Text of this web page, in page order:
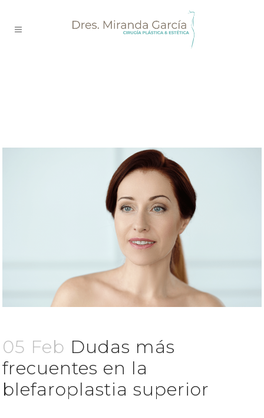
05 Feb Dudas más
frecuentes en la
blefaroplastia superior